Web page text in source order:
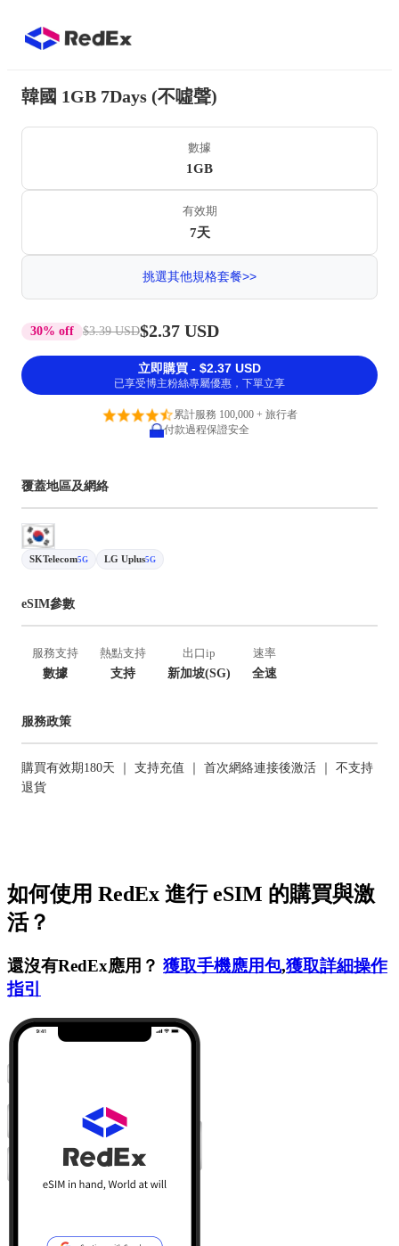
韓國 1GB 7Days (不噓聲)
數據
1GB
有效期
7天
挑選其他規格套餐>>
30% off $3.39 USD$2.37 USD
立即購買 - $2.37 USD
已享受博主粉絲專屬優惠，下單立享
累計服務 100,000 + 旅行者
付款過程保證安全
覆蓋地區及網絡
SKTelecom5G LG Uplus5G
eSIM參數
服務支持
數據
熱點支持
支持
出口ip
新加坡(SG)
速率
全速
服務政策
購買有效期180天 ｜ 支持充值 ｜ 首次網絡連接後激活 ｜ 不支持
退貨
如何使用 RedEx 進行 eSIM 的購買與激
活？
還沒有RedEx應用？ 獲取手機應用包,獲取詳細操作
指引